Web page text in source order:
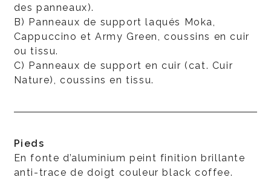
des panneaux).
B) Panneaux de support laqués Moka,
Cappuccino et Army Green, coussins en cuir
ou tissu.
C) Panneaux de support en cuir (cat. Cuir
Nature), coussins en tissu.
Pieds
En fonte d’aluminium peint finition brillante
anti-trace de doigt couleur black coffee.